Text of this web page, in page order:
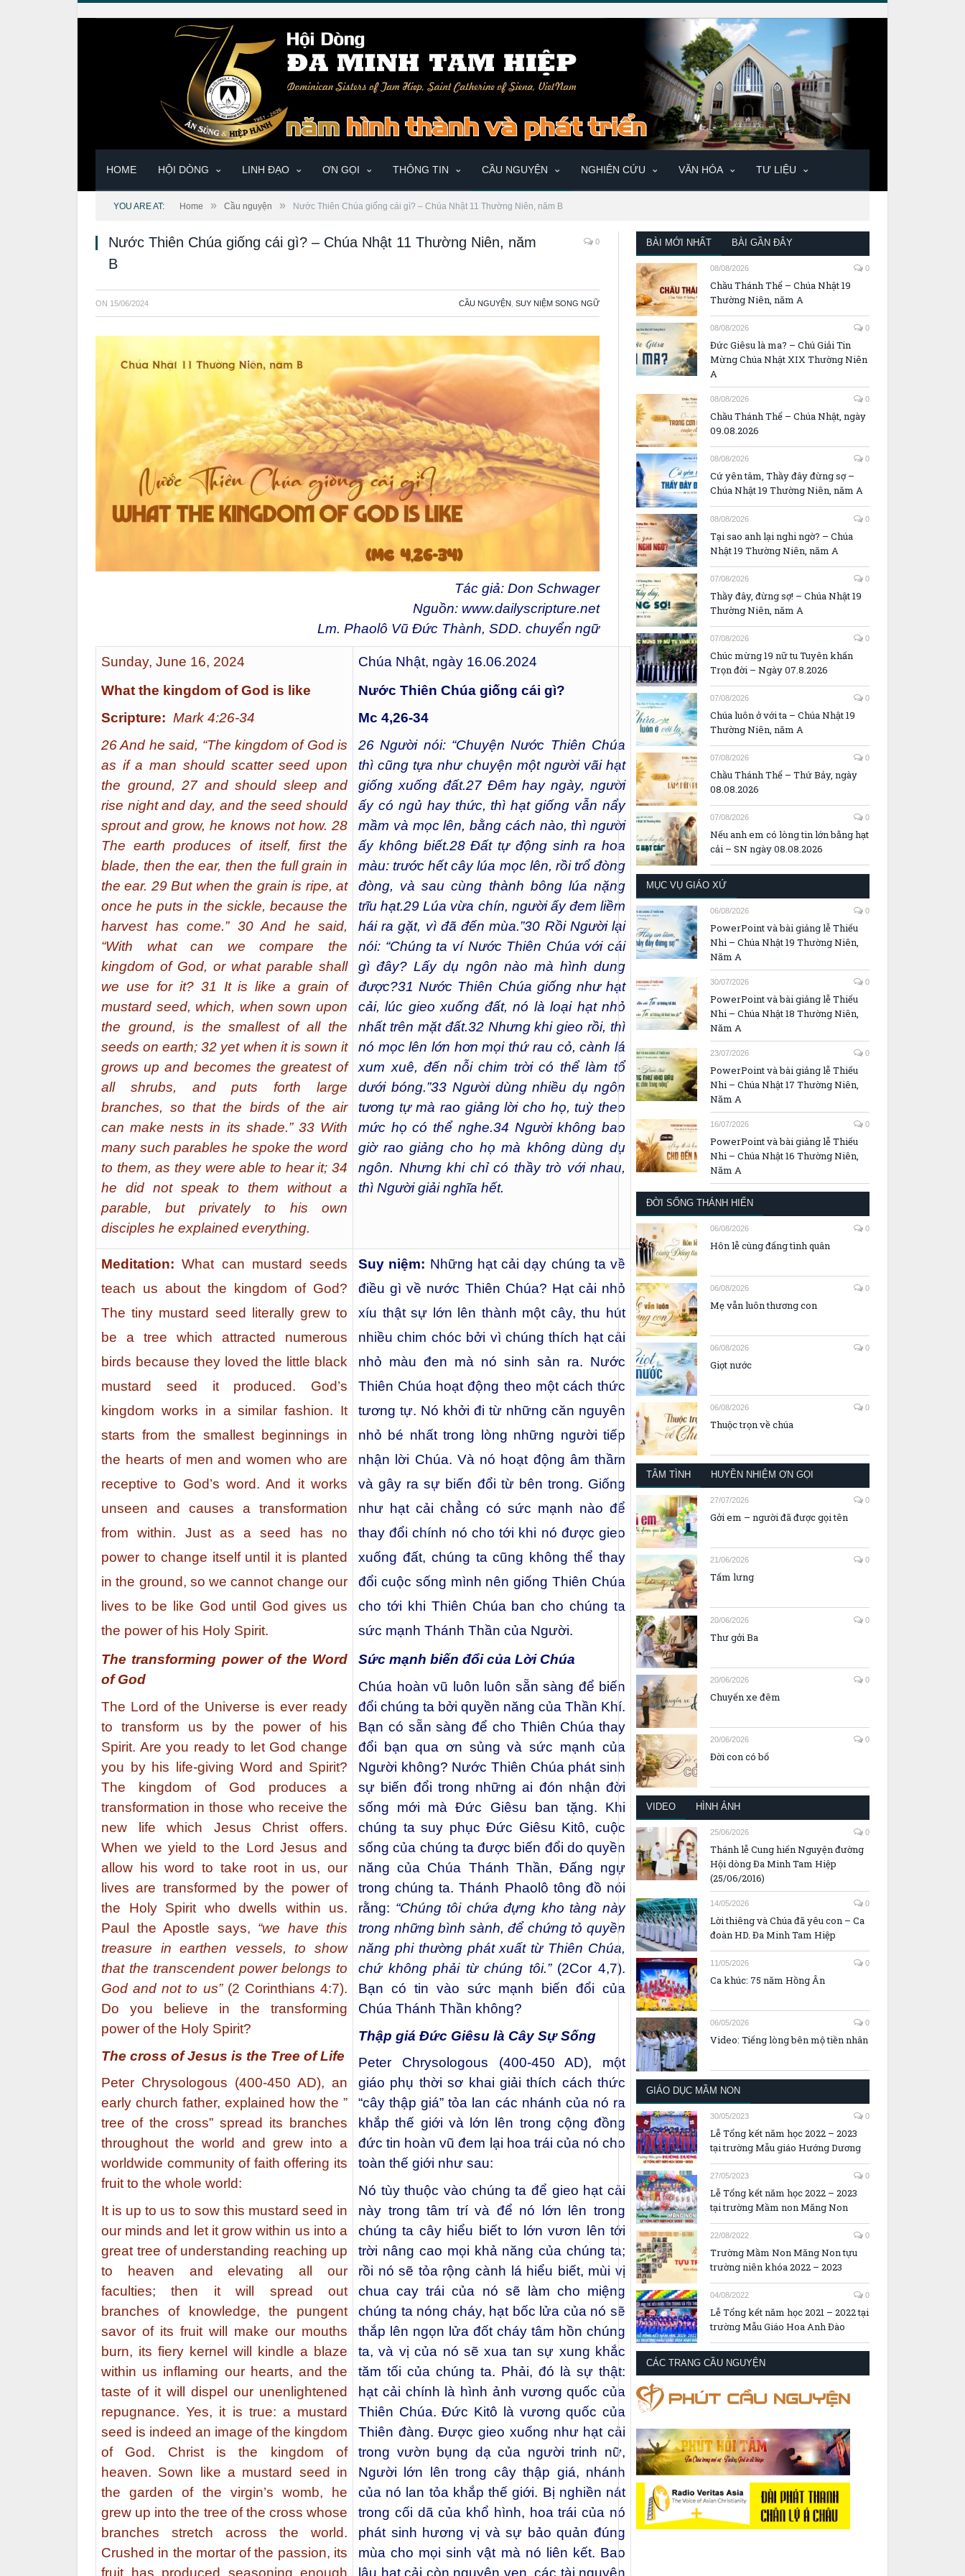
HOME HỘI DÒNG LINH ĐẠO ƠN GỌI THÔNG TIN CẦU NGUYỆN NGHIÊN CỨU VĂN HÓA TƯ LIỆU
YOU ARE AT: Home » Cầu nguyện » Nước Thiên Chúa giống cái gì? – Chúa Nhật 11 Thường Niên, năm B
Nước Thiên Chúa giống cái gì? – Chúa Nhật 11 Thường Niên, năm
B
0
ON 15/06/2024 CẦU NGUYỆN SUY NIỆM SONG NGỮ
Tác giả: Don Schwager
Nguồn: www.dailyscripture.net
Lm. Phaolô Vũ Đức Thành, SDD. chuyển ngữ
Sunday, June 16, 2024
What the kingdom of God is like
Scripture: Mark 4:26-34
26 And he said, “The kingdom of God is
as if a man should scatter seed upon
the ground, 27 and should sleep and
rise night and day, and the seed should
sprout and grow, he knows not how. 28
The earth produces of itself, first the
blade, then the ear, then the full grain in
the ear. 29 But when the grain is ripe, at
once he puts in the sickle, because the
harvest has come.” 30 And he said,
“With what can we compare the
kingdom of God, or what parable shall
we use for it? 31 It is like a grain of
mustard seed, which, when sown upon
the ground, is the smallest of all the
seeds on earth; 32 yet when it is sown it
grows up and becomes the greatest of
all shrubs, and puts forth large
branches, so that the birds of the air
can make nests in its shade.” 33 With
many such parables he spoke the word
to them, as they were able to hear it; 34
he did not speak to them without a
parable, but privately to his own
disciples he explained everything.
Chúa Nhật, ngày 16.06.2024
Nước Thiên Chúa giống cái gì?
Mc 4,26-34
26 Người nói: “Chuyện Nước Thiên Chúa
thì cũng tựa như chuyện một người vãi hạt
giống xuống đất.27Đêm hay ngày, người
ấy có ngủ hay thức, thì hạt giống vẫn nẩy
mầm và mọc lên, bằng cách nào, thì người
ấy không biết.28Đất tự động sinh ra hoa
màu: trước hết cây lúa mọc lên, rồi trổ đòng
đòng, và sau cùng thành bông lúa nặng
trĩu hạt.29 Lúa vừa chín, người ấy đem liềm
hái ra gặt, vì đã đến mùa.”30 Rồi Người lại
nói: “Chúng ta ví Nước Thiên Chúa với cái
gì đây? Lấy dụ ngôn nào mà hình dung
được?31 Nước Thiên Chúa giống như hạt
cải, lúc gieo xuống đất, nó là loại hạt nhỏ
nhất trên mặt đất.32Nhưng khi gieo rồi, thì
nó mọc lên lớn hơn mọi thứ rau cỏ, cành lá
xum xuê, đến nỗi chim trời có thể làm tổ
dưới bóng.”33Người dùng nhiều dụ ngôn
tương tự mà rao giảng lời cho họ, tuỳ theo
mức họ có thể nghe.34 Người không bao
giờ rao giảng cho họ mà không dùng dụ
ngôn. Nhưng khi chỉ có thầy trò với nhau,
thì Người giải nghĩa hết.
Meditation: What can mustard seeds
teach us about the kingdom of God?
The tiny mustard seed literally grew to
be a tree which attracted numerous
birds because they loved the little black
mustard seed it produced. God’s
kingdom works in a similar fashion. It
starts from the smallest beginnings in
the hearts of men and women who are
receptive to God’s word. And it works
unseen and causes a transformation
from within. Just as a seed has no
power to change itself until it is planted
in the ground, so we cannot change our
lives to be like God until God gives us
the power of his Holy Spirit.
The transforming power of the Word
of God
The Lord of the Universe is ever ready
to transform us by the power of his
Spirit. Are you ready to let God change
you by his life-giving Word and Spirit?
The kingdom of God produces a
transformation in those who receive the
new life which Jesus Christ offers.
When we yield to the Lord Jesus and
allow his word to take root in us, our
lives are transformed by the power of
the Holy Spirit who dwells within us.
Paul the Apostle says, “we have this
treasure in earthen vessels, to show
that the transcendent power belongs to
God and not to us”(2 Corinthians 4:7).
Do you believe in the transforming
power of the Holy Spirit?
The cross of Jesus is the Tree of Life
Peter Chrysologous (400-450 AD), an
early church father, explained how the ”
tree of the cross” spread its branches
throughout the world and grew into a
worldwide community of faith offering its
fruit to the whole world:
It is up to us to sow this mustard seed in
our minds and let it grow within us into a
great tree of understanding reaching up
to heaven and elevating all our
faculties; then it will spread out
branches of knowledge, the pungent
savor of its fruit will make our mouths
burn, its fiery kernel will kindle a blaze
within us inflaming our hearts, and the
taste of it will dispel our unenlightened
repugnance. Yes, it is true: a mustard
seed is indeed an image of the kingdom
of God. Christ is the kingdom of
heaven. Sown like a mustard seed in
the garden of the virgin’s womb, he
grew up into the tree of the cross whose
branches stretch across the world.
Crushed in the mortar of the passion, its
fruit has produced seasoning enough
Suy niệm: Những hạt cải dạy chúng ta về
điều gì về nước Thiên Chúa? Hạt cải nhỏ
xíu thật sự lớn lên thành một cây, thu hút
nhiều chim chóc bởi vì chúng thích hạt cải
nhỏ màu đen mà nó sinh sản ra. Nước
Thiên Chúa hoạt động theo một cách thức
tương tự. Nó khởi đi từ những căn nguyên
nhỏ bé nhất trong lòng những người tiếp
nhận lời Chúa. Và nó hoạt động âm thầm
và gây ra sự biến đổi từ bên trong. Giống
như hạt cải chẳng có sức mạnh nào để
thay đổi chính nó cho tới khi nó được gieo
xuống đất, chúng ta cũng không thể thay
đổi cuộc sống mình nên giống Thiên Chúa
cho tới khi Thiên Chúa ban cho chúng ta
sức mạnh Thánh Thần của Người.
Sức mạnh biến đổi của Lời Chúa
Chúa hoàn vũ luôn luôn sẵn sàng để biến
đổi chúng ta bởi quyền năng của Thần Khí.
Bạn có sẵn sàng để cho Thiên Chúa thay
đổi bạn qua ơn sủng và sức mạnh của
Người không? Nước Thiên Chúa phát sinh
sự biến đổi trong những ai đón nhận đời
sống mới mà Ðức Giêsu ban tặng. Khi
chúng ta suy phục Đức Giêsu Kitô, cuộc
sống của chúng ta được biến đổi do quyền
năng của Chúa Thánh Thần, Đấng ngự
trong chúng ta. Thánh Phaolô tông đồ nói
rằng: “Chúng tôi chứa đựng kho tàng này
trong những bình sành, để chứng tỏ quyền
năng phi thường phát xuất từ Thiên Chúa,
chứ không phải từ chúng tôi.”(2Cor 4,7).
Bạn có tin vào sức mạnh biến đổi của
Chúa Thánh Thần không?
Thập giá Đức Giêsu là Cây Sự Sống
Peter Chrysologous (400-450 AD), một
giáo phụ thời sơ khai giải thích cách thức
“cây thập giá” tỏa lan các nhánh của nó ra
khắp thế giới và lớn lên trong cộng đồng
đức tin hoàn vũ đem lại hoa trái của nó cho
toàn thế giới như sau:
Nó tùy thuộc vào chúng ta để gieo hạt cải
này trong tâm trí và để nó lớn lên trong
chúng ta cây hiểu biết to lớn vươn lên tới
trời nâng cao mọi khả năng của chúng ta;
rồi nó sẽ tỏa rộng cành lá hiểu biết, mùi vị
chua cay trái của nó sẽ làm cho miệng
chúng ta nóng cháy, hạt bốc lửa của nó sẽ
thắp lên ngọn lửa đốt cháy tâm hồn chúng
ta, và vị của nó sẽ xua tan sự xung khắc
tăm tối của chúng ta. Phải, đó là sự thật:
hạt cải chính là hình ảnh vương quốc của
Thiên Chúa. Đức Kitô là vương quốc của
Thiên đàng. Được gieo xuống như hạt cải
trong vườn bụng dạ của người trinh nữ,
Người lớn lên trong cây thập giá, nhánh
của nó lan tỏa khắp thế giới. Bị nghiền nát
trong cối dã của khổ hình, hoa trái của nó
phát sinh hương vị và sự bảo quản đúng
mùa cho mọi sinh vật mà nó liên kết. Bao
lâu hạt cải còn nguyên vẹn, các tài nguyên
BÀI MỚI NHẤT BÀI GẦN ĐÂY
08/08/2026 0
Chầu Thánh Thể – Chúa Nhật 19
Thường Niên, năm A
08/08/2026 0
Đức Giêsu là ma? – Chú Giải Tin
Mừng Chúa Nhật XIX Thường Niên
A
08/08/2026 0
Chầu Thánh Thể – Chúa Nhật, ngày
09.08.2026
08/08/2026 0
Cứ yên tâm, Thầy đây đừng sợ –
Chúa Nhật 19 Thường Niên, năm A
08/08/2026 0
Tại sao anh lại nghi ngờ? – Chúa
Nhật 19 Thường Niên, năm A
07/08/2026 0
Thầy đây, đừng sợ! – Chúa Nhật 19
Thường Niên, năm A
07/08/2026 0
Chúc mừng 19 nữ tu Tuyên khấn
Trọn đời – Ngày 07.8.2026
07/08/2026 0
Chúa luôn ở với ta – Chúa Nhật 19
Thường Niên, năm A
07/08/2026 0
Chầu Thánh Thể – Thứ Bảy, ngày
08.08.2026
07/08/2026 0
Nếu anh em có lòng tin lớn bằng hạt
cải – SN ngày 08.08.2026
MỤC VỤ GIÁO XỨ
06/08/2026 0
PowerPoint và bài giảng lễ Thiếu
Nhi – Chúa Nhật 19 Thường Niên,
Năm A
30/07/2026 0
PowerPoint và bài giảng lễ Thiếu
Nhi – Chúa Nhật 18 Thường Niên,
Năm A
23/07/2026 0
PowerPoint và bài giảng lễ Thiếu
Nhi – Chúa Nhật 17 Thường Niên,
Năm A
16/07/2026 0
PowerPoint và bài giảng lễ Thiếu
Nhi – Chúa Nhật 16 Thường Niên,
Năm A
ĐỜI SỐNG THÁNH HIẾN
06/08/2026 0
Hôn lễ cùng đấng tình quân
06/08/2026 0
Mẹ vẫn luôn thương con
06/08/2026 0
Giọt nước
06/08/2026 0
Thuộc trọn về chúa
TÂM TÌNH HUYỀN NHIỆM ƠN GỌI
27/07/2026 0
Gởi em – người đã được gọi tên
21/06/2026 0
Tấm lưng
20/06/2026 0
Thư gởi Ba
20/06/2026 0
Chuyến xe đêm
20/06/2026 0
Đời con có bố
VIDEO HÌNH ẢNH
25/06/2026 0
Thánh lễ Cung hiến Nguyện đường
Hội dòng Đa Minh Tam Hiệp
(25/06/2016)
14/05/2026 0
Lời thiêng và Chúa đã yêu con – Ca
đoàn HD. Đa Minh Tam Hiệp
11/05/2026 0
Ca khúc: 75 năm Hồng Ân
06/05/2026 0
Video: Tiếng lòng bên mộ tiền nhân
GIÁO DỤC MẦM NON
30/05/2023 0
Lễ Tổng kết năm học 2022 – 2023
tại trường Mẫu giáo Hướng Dương
27/05/2023 0
Lễ Tổng kết năm học 2022 – 2023
tại trường Mầm non Măng Non
22/08/2022 0
Trường Mầm Non Măng Non tựu
trường niên khóa 2022 – 2023
04/08/2022 0
Lễ Tổng kết năm học 2021 – 2022 tại
trường Mẫu Giáo Hoa Anh Đào
CÁC TRANG CẦU NGUYỆN